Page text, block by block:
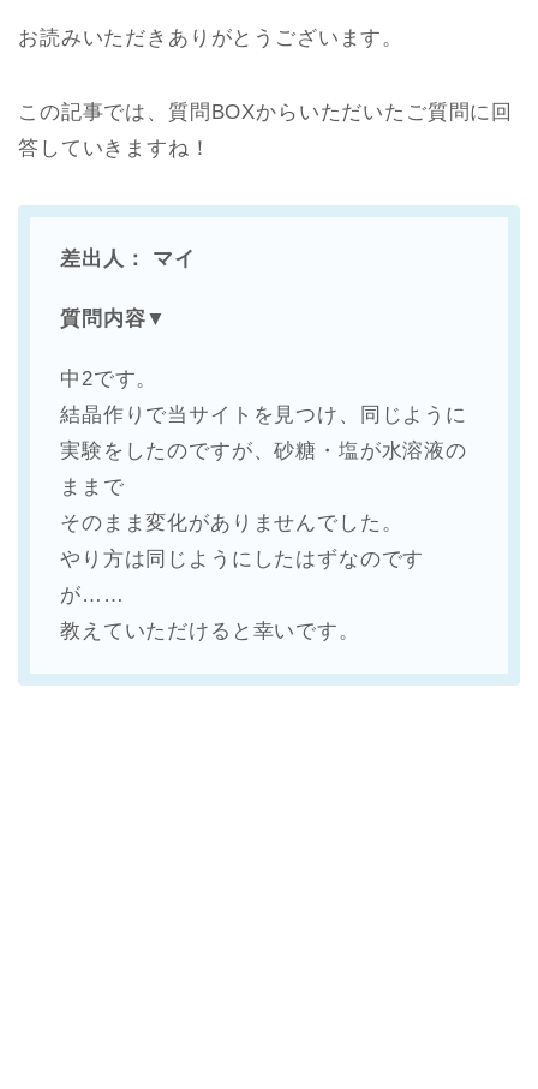
お読みいただきありがとうございます。
この記事では、質問BOXからいただいたご質問に回
答していきますね！
差出人： マイ
質問内容▼
中2です。
結晶作りで当サイトを見つけ、同じように
実験をしたのですが、砂糖・塩が水溶液の
ままで
そのまま変化がありませんでした。
やり方は同じようにしたはずなのです
が……
教えていただけると幸いです。